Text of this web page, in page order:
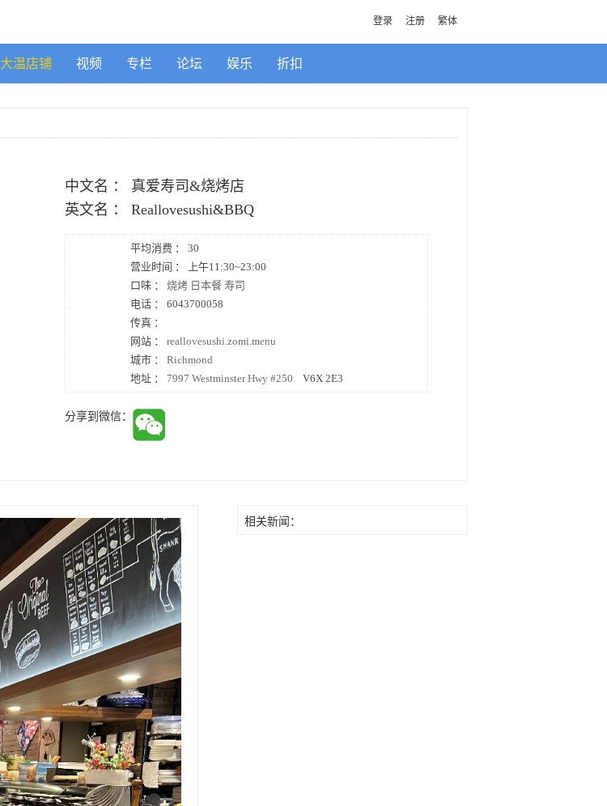
登录 注册 繁体
大温店铺 视频 专栏 论坛 娱乐 折扣
中文名 ：
真爱寿司&烧烤店
英文名 ：
Reallovesushi&BBQ
平均消费 ： 30
营业时间 ：
上午11:30~23:00
口味 ： 烧烤 日本餐 寿司
电话 ： 6043700058
传真 ：
网站 ： reallovesushi.zomi.menu
城市 ： Richmond
地址 ： 7997 Westminster Hwy #250 V6X 2E3
分享到微信：
相关新闻：